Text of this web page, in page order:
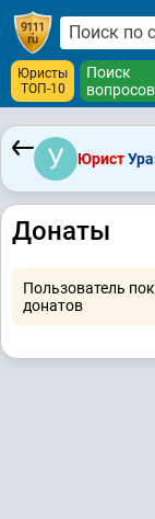
Юристы
ТОП-10
Поиск
вопросов
Юрист
Донаты
Пользователь
донатов